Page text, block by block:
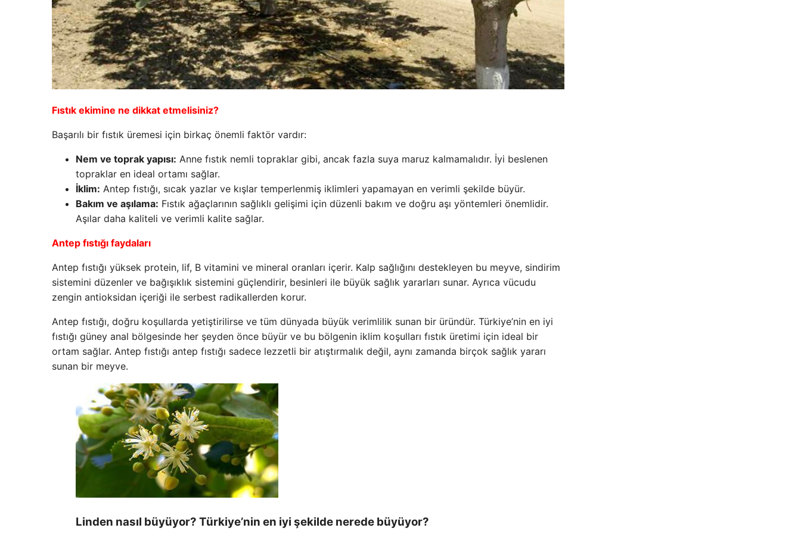
Fıstık ekimine ne dikkat etmelisiniz?
Başarılı bir fıstık üremesi için birkaç önemli faktör vardır:
Nem ve toprak yapısı: Anne fıstık nemli topraklar gibi, ancak fazla suya maruz kalmamalıdır. İyi beslenen
topraklar en ideal ortamı sağlar.
İklim: Antep fıstığı, sıcak yazlar ve kışlar temperlenmiş iklimleri yapamayan en verimli şekilde büyür.
Bakım ve aşılama: Fıstık ağaçlarının sağlıklı gelişimi için düzenli bakım ve doğru aşı yöntemleri önemlidir.
Aşılar daha kaliteli ve verimli kalite sağlar.
Antep fıstığı faydaları
Antep fıstığı yüksek protein, lif, B vitamini ve mineral oranları içerir. Kalp sağlığını destekleyen bu meyve, sindirim
sistemini düzenler ve bağışıklık sistemini güçlendirir, besinleri ile büyük sağlık yararları sunar. Ayrıca vücudu
zengin antioksidan içeriği ile serbest radikallerden korur.
Antep fıstığı, doğru koşullarda yetiştirilirse ve tüm dünyada büyük verimlilik sunan bir üründür. Türkiye’nin en iyi
fıstığı güney anal bölgesinde her şeyden önce büyür ve bu bölgenin iklim koşulları fıstık üretimi için ideal bir
ortam sağlar. Antep fıstığı antep fıstığı sadece lezzetli bir atıştırmalık değil, aynı zamanda birçok sağlık yararı
sunan bir meyve.
Linden nasıl büyüyor? Türkiye’nin en iyi şekilde nerede büyüyor?